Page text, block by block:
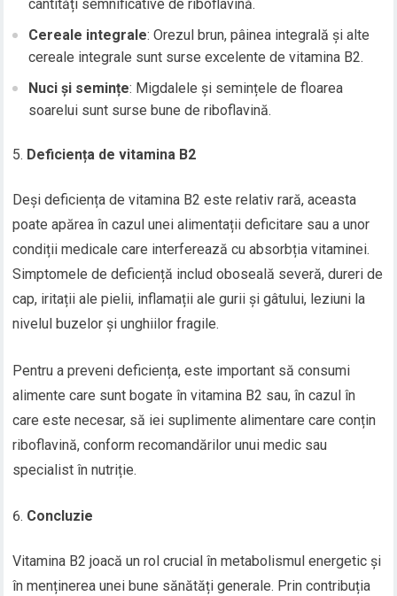
cantități semnificative de riboflavină.
Cereale integrale: Orezul brun, pâinea integrală și alte
cereale integrale sunt surse excelente de vitamina B2.
Nuci și semințe: Migdalele și semințele de floarea
soarelui sunt surse bune de riboflavină.
Deficiența de vitamina B2
Deși deficiența de vitamina B2 este relativ rară, aceasta
poate apărea în cazul unei alimentații deficitare sau a unor
condiții medicale care interferează cu absorbția vitaminei.
Simptomele de deficiență includ oboseală severă, dureri de
cap, iritații ale pielii, inflamații ale gurii și gâtului, leziuni la
nivelul buzelor și unghiilor fragile.
Pentru a preveni deficiența, este important să consumi
alimente care sunt bogate în vitamina B2 sau, în cazul în
care este necesar, să iei suplimente alimentare care conțin
riboflavină, conform recomandărilor unui medic sau
specialist în nutriție.
Concluzie
Vitamina B2 joacă un rol crucial în metabolismul energetic și
în menținerea unei bune sănătăți generale. Prin contribuția